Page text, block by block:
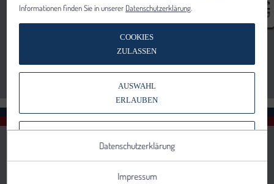
Informationen finden Sie in unserer Datenschutzerklärung
COOKIES
ZULASSEN
AUSWAHL
ERLAUBEN
VERWENDEN
Datenschutzerklärung
Impressum